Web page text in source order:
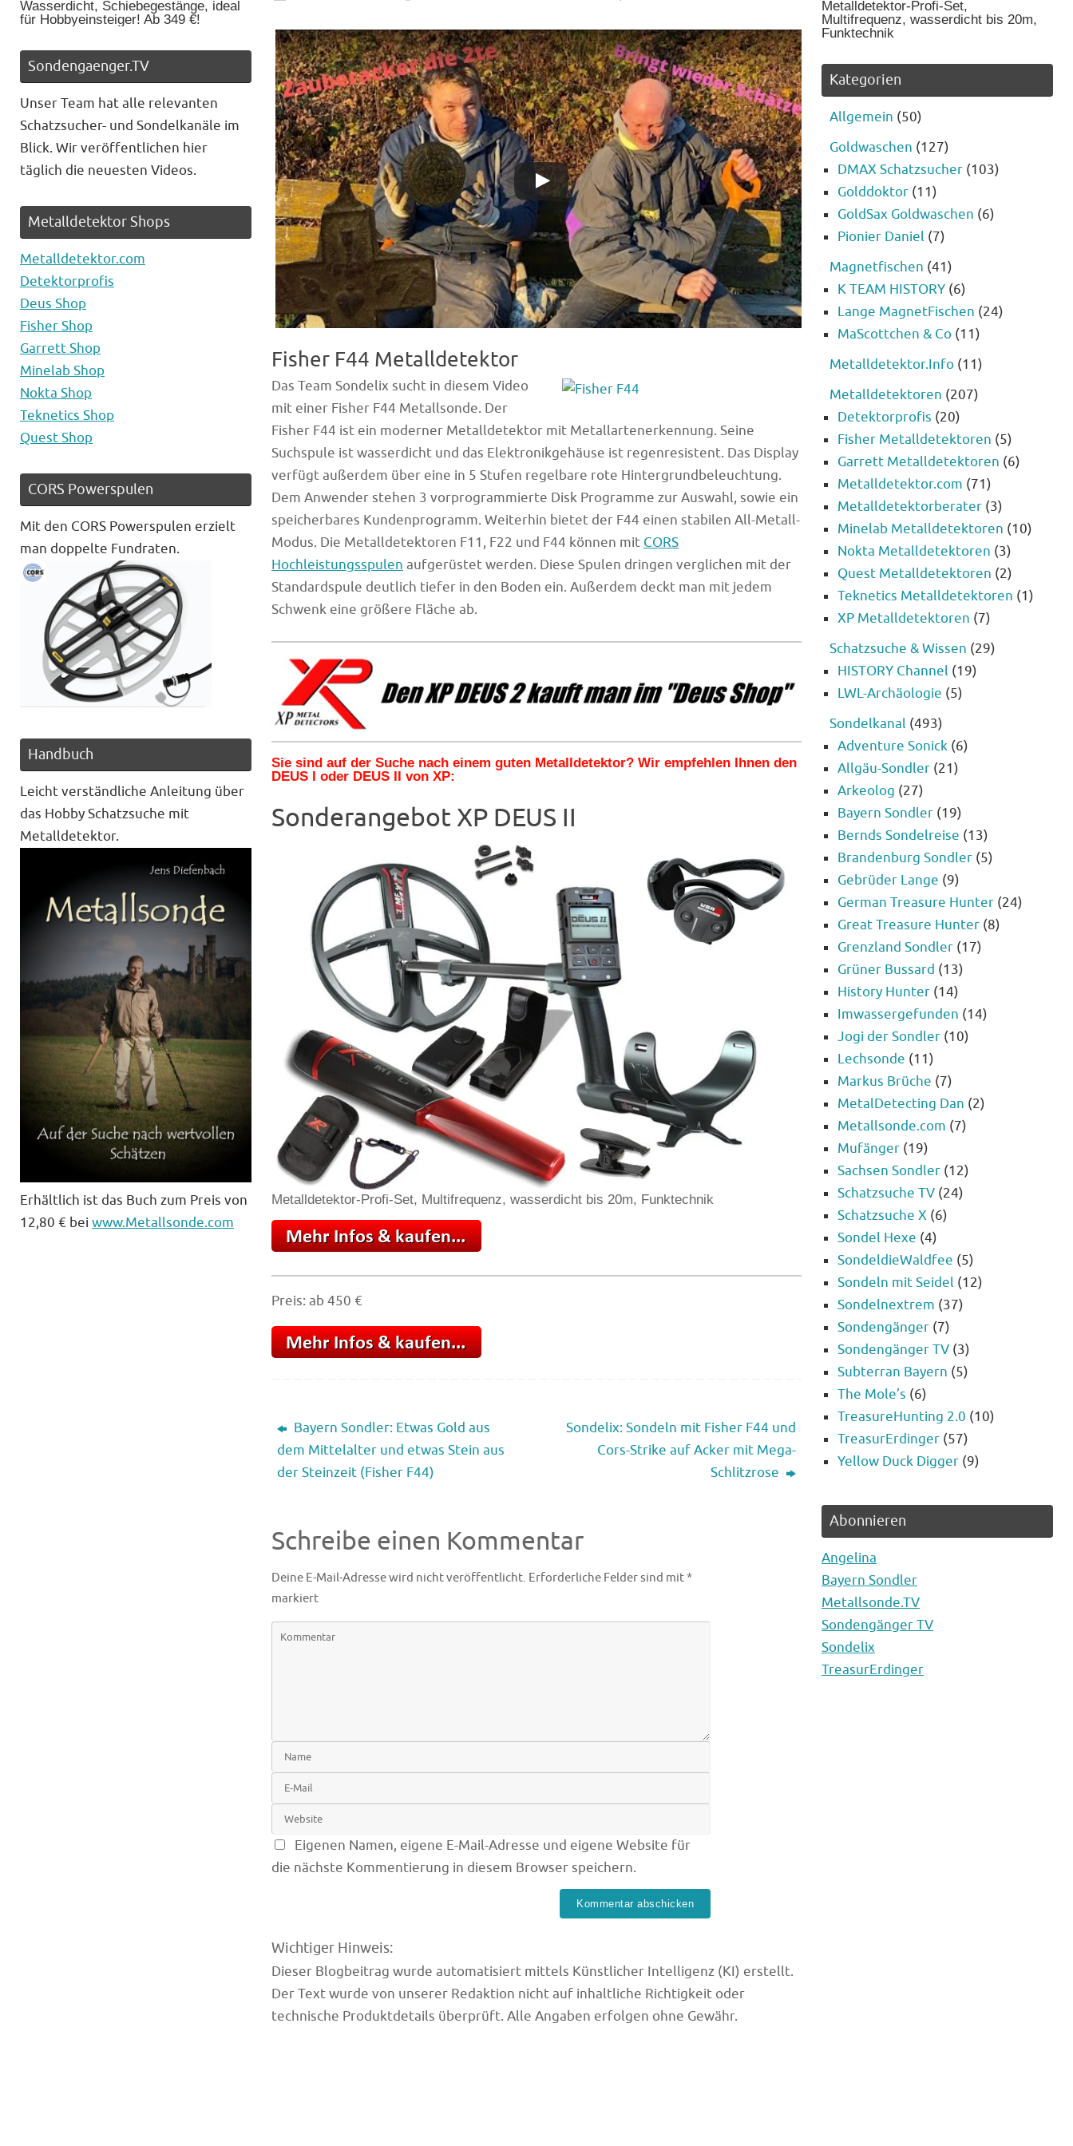
Fisher F44 Metalldetektor
Das Team Sondelix sucht in diesem Video
mit einer Fisher F44 Metallsonde. Der
Fisher F44 ist ein moderner Metalldetektor mit Metallartenerkennung. Seine
Suchspule ist wasserdicht und das Elektronikgehäuse ist regenresistent. Das Display
verfügt außerdem über eine in 5 Stufen regelbare rote Hintergrundbeleuchtung.
Dem Anwender stehen 3 vorprogrammierte Disk Programme zur Auswahl, sowie ein
speicherbares Kundenprogramm. Weiterhin bietet der F44 einen stabilen All-Metall-
Modus. Die Metalldetektoren F11, F22 und F44 können mit CORS
Hochleistungsspulen aufgerüstet werden. Diese Spulen dringen verglichen mit der
Standardspule deutlich tiefer in den Boden ein. Außerdem deckt man mit jedem
Schwenk eine größere Fläche ab.
Sie sind auf der Suche nach einem guten Metalldetektor? Wir empfehlen Ihnen den
DEUS I oder DEUS II von XP:
Sonderangebot XP DEUS II
Metalldetektor-Profi-Set, Multifrequenz, wasserdicht bis 20m, Funktechnik
Preis: ab 450 €
Bayern Sondler: Etwas Gold aus
dem Mittelalter und etwas Stein aus
der Steinzeit (Fisher F44)
Sondelix: Sondeln mit Fisher F44 und
Cors-Strike auf Acker mit Mega-
Schlitzrose
Schreibe einen Kommentar
Deine E-Mail-Adresse wird nicht veröffentlicht. Erforderliche Felder sind mit*
markiert
Eigenen Namen, eigene E-Mail-Adresse und eigene Website für
die nächste Kommentierung in diesem Browser speichern.
Wichtiger Hinweis:
Dieser Blogbeitrag wurde automatisiert mittels Künstlicher Intelligenz (KI) erstellt.
Der Text wurde von unserer Redaktion nicht auf inhaltliche Richtigkeit oder
technische Produktdetails überprüft. Alle Angaben erfolgen ohne Gewähr.
Wasserdicht, Schiebegestänge, ideal
für Hobbyeinsteiger! Ab 349 €!
Sondengaenger.TV
Unser Team hat alle relevanten
Schatzsucher- und Sondelkanäle im
Blick. Wir veröffentlichen hier
täglich die neuesten Videos.
Metalldetektor Shops
Metalldetektor.com
Detektorprofis
Deus Shop
Fisher Shop
Garrett Shop
Minelab Shop
Nokta Shop
Teknetics Shop
Quest Shop
CORS Powerspulen
Mit den CORS Powerspulen erzielt
man doppelte Fundraten.
Handbuch
Leicht verständliche Anleitung über
das Hobby Schatzsuche mit
Metalldetektor.
Erhältlich ist das Buch zum Preis von
12,80 € bei www.Metallsonde.com
Metalldetektor-Profi-Set,
Multifrequenz, wasserdicht bis 20m,
Funktechnik
Kategorien
Allgemein (50)
Goldwaschen (127)
DMAX Schatzsucher (103)
Golddoktor (11)
GoldSax Goldwaschen (6)
Pionier Daniel (7)
Magnetfischen (41)
K TEAM HISTORY (6)
Lange MagnetFischen (24)
MaScottchen & Co (11)
Metalldetektor.Info (11)
Metalldetektoren (207)
Detektorprofis (20)
Fisher Metalldetektoren (5)
Garrett Metalldetektoren (6)
Metalldetektor.com (71)
Metalldetektorberater (3)
Minelab Metalldetektoren (10)
Nokta Metalldetektoren (3)
Quest Metalldetektoren (2)
Teknetics Metalldetektoren (1)
XP Metalldetektoren (7)
Schatzsuche & Wissen (29)
HISTORY Channel (19)
LWL-Archäologie (5)
Sondelkanal (493)
Adventure Sonick (6)
Allgäu-Sondler (21)
Arkeolog (27)
Bayern Sondler (19)
Bernds Sondelreise (13)
Brandenburg Sondler (5)
Gebrüder Lange (9)
German Treasure Hunter (24)
Great Treasure Hunter (8)
Grenzland Sondler (17)
Grüner Bussard (13)
History Hunter (14)
Imwassergefunden (14)
Jogi der Sondler (10)
Lechsonde (11)
Markus Brüche (7)
MetalDetecting Dan (2)
Metallsonde.com (7)
Mufänger (19)
Sachsen Sondler (12)
Schatzsuche TV (24)
Schatzsuche X (6)
Sondel Hexe (4)
SondeldieWaldfee (5)
Sondeln mit Seidel (12)
Sondelnextrem (37)
Sondengänger (7)
Sondengänger TV (3)
Subterran Bayern (5)
The Mole’s (6)
TreasureHunting 2.0 (10)
TreasurErdinger (57)
Yellow Duck Digger (9)
Abonnieren
Angelina
Bayern Sondler
Metallsonde.TV
Sondengänger TV
Sondelix
TreasurErdinger